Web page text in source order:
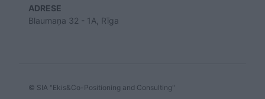
ADRESE
Blaumaņa 32 - 1A, Rīga
© SIA "Ekis&Co-Positioning and Consulting"